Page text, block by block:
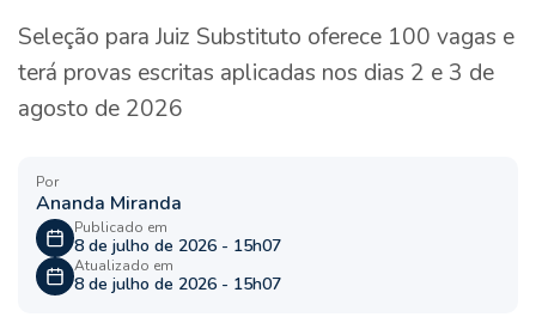
Seleção para Juiz Substituto oferece 100 vagas e
terá provas escritas aplicadas nos dias 2 e 3 de
agosto de 2026
Por
Ananda Miranda
Publicado em
8 de julho de 2026 - 15h07
Atualizado em
8 de julho de 2026 - 15h07